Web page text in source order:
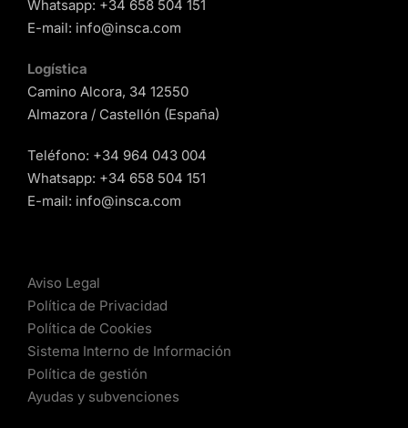
Whatsapp: +34 658 504 151
E-mail: info@insca.com
Logística
Camino Alcora, 34 12550
Almazora / Castellón (España)
Teléfono: +34 964 043 004
Whatsapp: +34 658 504 151
E-mail: info@insca.com
Aviso Legal
Política de Privacidad
Política de Cookies
Sistema Interno de Información
Política de gestión
Ayudas y subvenciones